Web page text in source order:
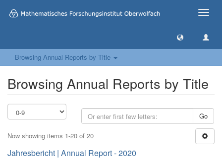
Toggle
Browsing Annual Reports by Title
Browsing Annual Reports by Title
Go
Now showing items 1-20 of 20
Jahresbericht | Annual Report - 2020